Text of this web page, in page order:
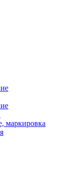
маркировка